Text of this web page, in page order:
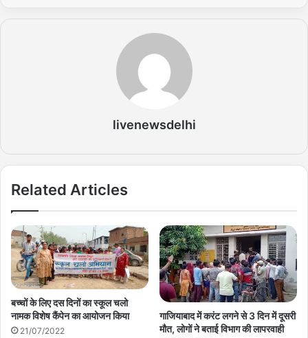
livenewsdelhi
Related Articles
बच्चों के लिए दस दिनों का स्कूल चलो
नामक विशेष कैंपेन का आयोजन किया
21/07/2022
गाजियाबाद में करंट लगने से 3 दिन में दूसरी
मौत, लोगों ने बताई विभाग की लापरवाही